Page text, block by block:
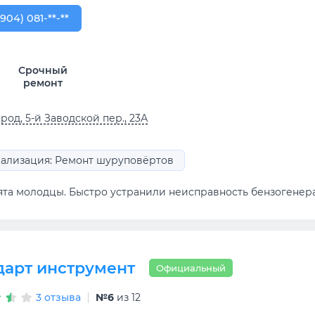
081-68-86
081-**-**
Срочный
ремонт
5-й Заводской пер., 23А
Ремонт шуруповёртов
молодцы. Быстро устранили неисправность
инструмент Официальный
3 отзыва №6 из 12